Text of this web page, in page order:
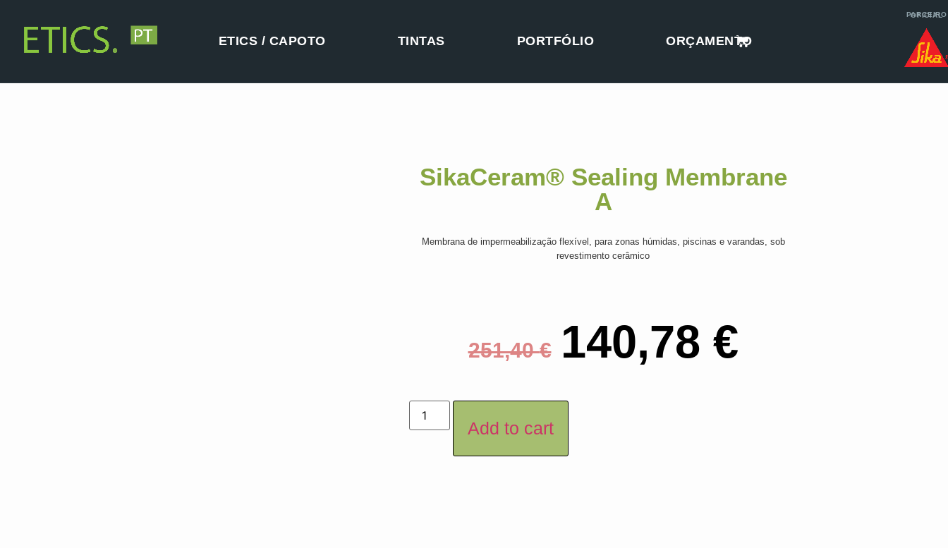
ETICS / CAPOTO TINTAS PORTFÓLIO ORÇAMENTO
PARCEIRO OFICIAL
SikaCeram® Sealing Membrane
A
Membrana de impermeabilização flexível, para zonas húmidas, piscinas e varandas, sob
revestimento cerâmico
251,40€ 140,78 €
Add to cart